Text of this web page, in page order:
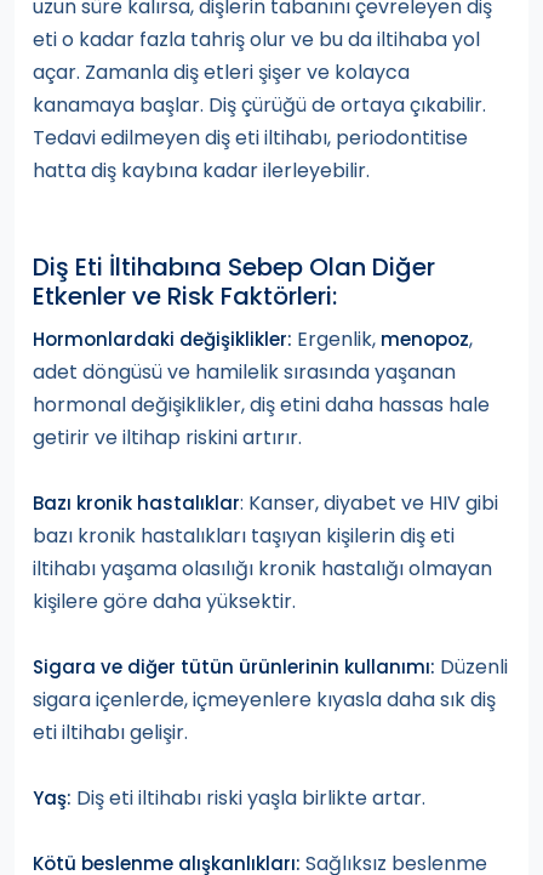
uzun süre kalırsa, dişlerin tabanını çevreleyen diş
eti o kadar fazla tahriş olur ve bu da iltihaba yol
açar. Zamanla diş etleri şişer ve kolayca
kanamaya başlar. Diş çürüğü de ortaya çıkabilir.
Tedavi edilmeyen diş eti iltihabı, periodontitise
hatta diş kaybına kadar ilerleyebilir.
Diş Eti İltihabına Sebep Olan Diğer
Etkenler ve Risk Faktörleri:
Hormonlardaki değişiklikler: Ergenlik, menopoz,
adet döngüsü ve hamilelik sırasında yaşanan
hormonal değişiklikler, diş etini daha hassas hale
getirir ve iltihap riskini artırır.
Bazı kronik hastalıklar: Kanser, diyabet ve HIV gibi
bazı kronik hastalıkları taşıyan kişilerin diş eti
iltihabı yaşama olasılığı kronik hastalığı olmayan
kişilere göre daha yüksektir.
Sigara ve diğer tütün ürünlerinin kullanımı: Düzenli
sigara içenlerde, içmeyenlere kıyasla daha sık diş
eti iltihabı gelişir.
Yaş: Diş eti iltihabı riski yaşla birlikte artar.
Kötü beslenme alışkanlıkları: Sağlıksız beslenme